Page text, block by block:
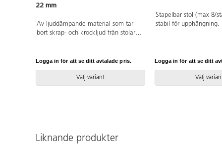
22 mm
Av ljuddämpande material som tar
bort skrap- och krockljud från stolar.
ull kombinerad med en syntetisk
gummiboll. Tvättas i 30-40 °C,
ullprogram torktumling. Säljes
styckvis.
Logga in för att se ditt avtalade pris.
Välj variant
Stapelbar stol (max 8/
stabil för upphängning.
vitlackerat stativ, RAL
och godkänd för
gällande Europakrav.
Logga in för att se ditt
Välj
Liknande produkter